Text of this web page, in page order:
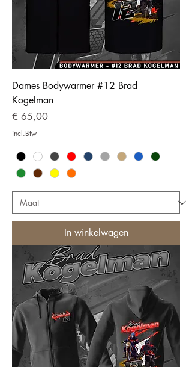
Dames Bodywarmer #12 Brad
Kogelman
Prijs
€ 65,00
incl.Btw
In winkelwagen